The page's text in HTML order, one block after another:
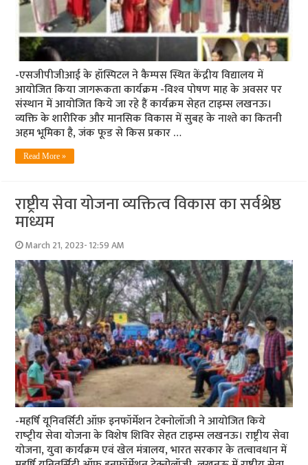
-एसजीपीजीआई के हॉस्पिटल ने कैम्‍पस स्थित केंद्रीय विद्यालय में
आयोजित किया जागरूकता कार्यक्रम -विश्‍व पोषण माह के अवसर पर
संस्‍थान में आयोजित किये जा रहे हैं कार्यक्रम सेहत टाइम्‍स लखनऊ।
व्यक्ति के शारीरिक और मानसिक विकास में सुबह के नाश्ते का कितनी
अहम भूमिका है, जंक फूड से किस प्रकार …
Read More »
राष्ट्रीय सेवा योजना व्यक्तित्व विकास का सर्वश्रेष्ठ
माध्यम
March 21, 2023- 12:59 AM
-महर्षि यूनिवर्सिटी ऑफ़ इनफॉर्मेशन टेक्नोलॉजी ने आयोजित किये
राष्‍ट्रीय सेवा योजना के विशेष शिविर सेहत टाइम्‍स लखनऊ। राष्ट्रीय सेवा
योजना, युवा कार्यक्रम एवं खेल मंत्रालय, भारत सरकार के तत्वावधान में